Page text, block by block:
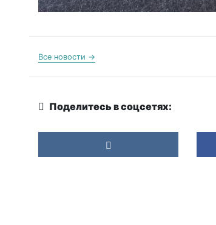
Все новости →
Поделитесь в соцсетях: